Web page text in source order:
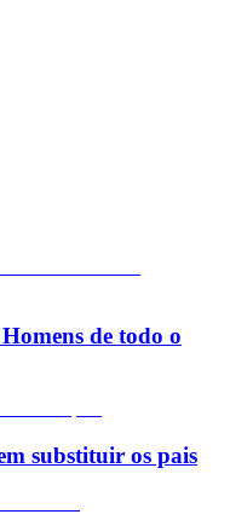
de todo o
substituir os pais